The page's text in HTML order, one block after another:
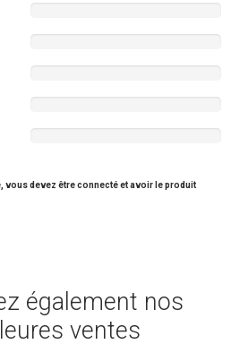
vous devez être connecté et avoir le produit
également nos
ventes